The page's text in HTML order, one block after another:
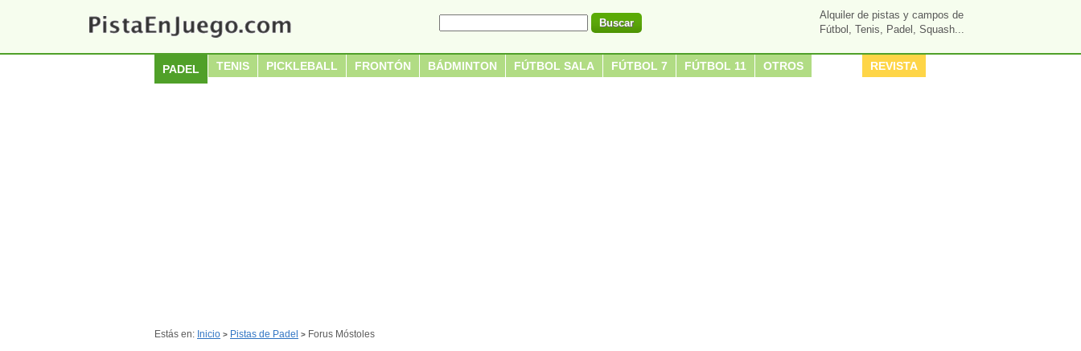
Alquiler de pistas y campos de
Fútbol, Tenis, Padel, Squash...
PADEL TENIS PICKLEBALL FRONTÓN BÁDMINTON FÚTBOL SALA FÚTBOL 7 FÚTBOL 11 OTROS REVISTA
Estás en: Inicio > Pistas de Padel > Forus Móstoles